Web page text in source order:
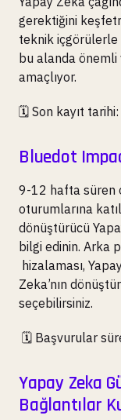
gerektiğini
teknik
bu alanda önemli
amaçlıyor.
🗓️ Son kayıt
Bluedot
9-12 hafta süren
oturumlarına
dönüştürücü
bilgi edinin. Arka
hizalaması,
Zeka’nın
seçebilirsiniz.
🗓️ Başvurular
Yapay Zeka
Bağlantılar